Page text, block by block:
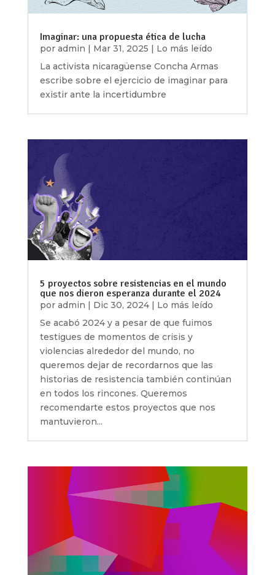
Imaginar: una propuesta ética de lucha
por admin | Mar 31, 2025 | Lo más leído
La activista nicaragüense Concha Armas
escribe sobre el ejercicio de imaginar para
existir ante la incertidumbre
5 proyectos sobre resistencias en el mundo
que nos dieron esperanza durante el 2024
por admin | Dic 30, 2024| Lo más leído
Se acabó 2024 y a pesar de que fuimos
testigues de momentos de crisis y
violencias alrededor del mundo, no
queremos dejar de recordarnos que las
historias de resistencia también continúan
en todos los rincones. Queremos
recomendarte estos proyectos que nos
mantuvieron...